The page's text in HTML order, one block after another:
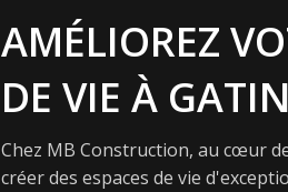
AMÉLIOREZ
DE VIE À
Chez MB Construction, au cœur
créer des espaces de vie